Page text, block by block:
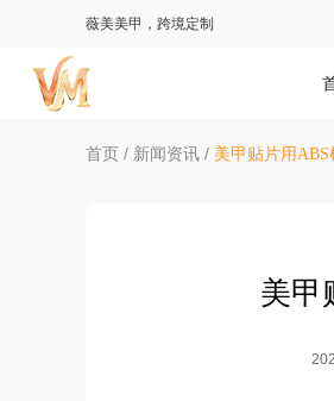
薇美美甲，跨境定制
首页 / 新闻资讯 / 美甲贴片用
美甲